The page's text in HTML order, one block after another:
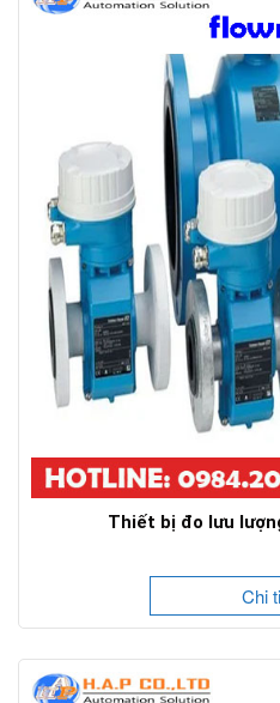
Thiết bị đo lưu
Chi